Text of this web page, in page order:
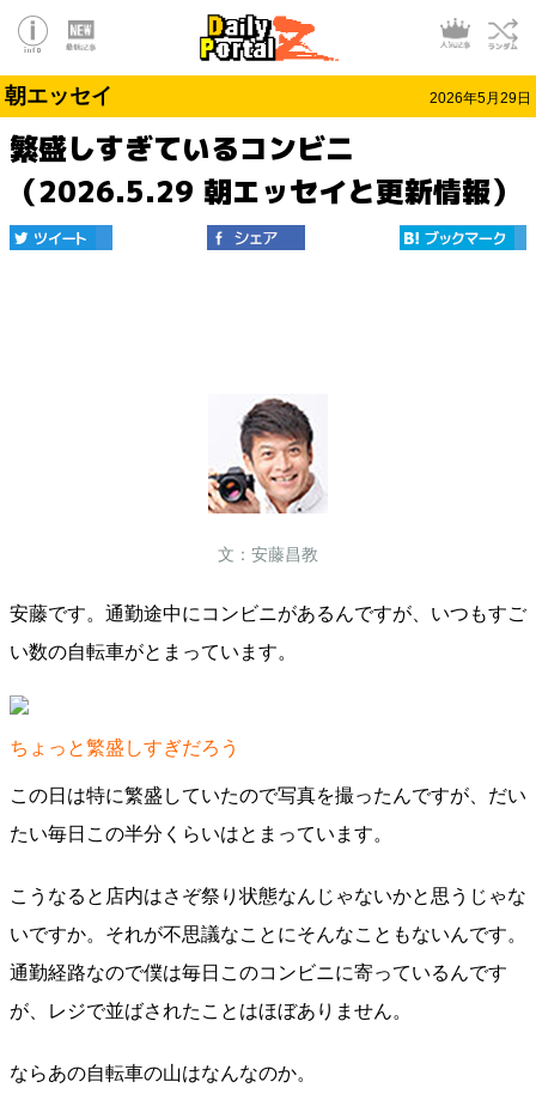
朝エッセイ 2026年5月29日
繁盛しすぎているコンビニ
（2026.5.29 朝エッセイと更新情報）
文：安藤昌教
安藤です。通勤途中にコンビニがあるんですが、いつもすご
い数の自転車がとまっています。
ちょっと繁盛しすぎだろう
この日は特に繁盛していたので写真を撮ったんですが、だい
たい毎日この半分くらいはとまっています。
こうなると店内はさぞ祭り状態なんじゃないかと思うじゃな
いですか。それが不思議なことにそんなこともないんです。
通勤経路なので僕は毎日このコンビニに寄っているんです
が、レジで並ばされたことはほぼありません。
ならあの自転車の山はなんなのか。